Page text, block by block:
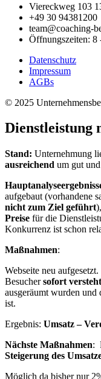
Viereckweg 103
+49 30 94381200
team@coaching-
Öffnungszeiten: 8
Datenschutz
Impressum
AGBs
© 2025
Dienstleistung
Stand: Unternehmung
ausreichend um gut
aufgebaut (vorhandene
nicht zum Ziel geführt),
Preise für die
Konkurrenz ist schon
Maßnahmen:
Webseite neu
Besuchersofort versteht
ausgeräumt wurden und
ist.
Ergebnis: Umsatz –
Nächste Maßnahmen:
Steigerung des
Möglich da bisher nur